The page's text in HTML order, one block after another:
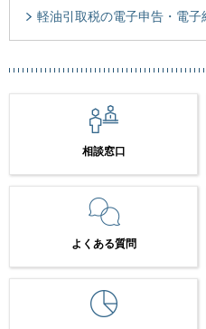
軽油引取税の電子申告・電子
相談窓口
よくある質問